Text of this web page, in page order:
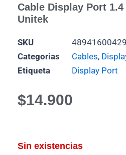
Cable Display Port
Unitek
SKU
Categorias
Cables,
Etiqueta
Display Port
$14.900
Sin existencias